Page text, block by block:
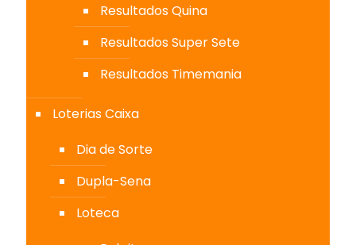
Resultados Quina
Resultados Super Sete
Resultados Timemania
Loterias Caixa
Dia de Sorte
Dupla-Sena
Loteca